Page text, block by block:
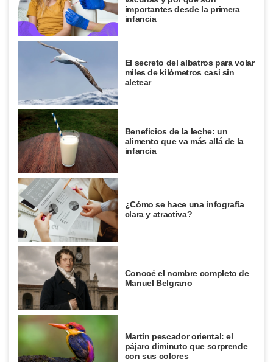
importantes desde la primera
infancia
El secreto del albatros para volar
miles de kilómetros casi sin
aletear
Beneficios de la leche: un
alimento que va más allá de la
infancia
¿Cómo se hace una infografía
clara y atractiva?
Conocé el nombre completo de
Manuel Belgrano
Martín pescador oriental: el
pájaro diminuto que sorprende
con sus colores